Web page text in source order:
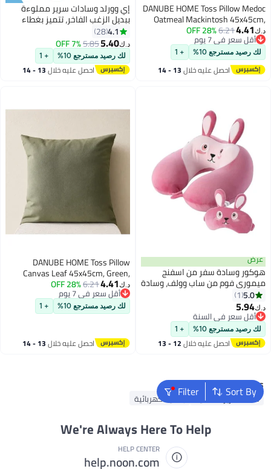
DANUBE HOME Toss Pillow Medoc
Oatmeal Mackintosh 45x45cm,
Outdoor Toss Pillow For Garden
Seating, For Garden, Poolside,
Patio And Family Outdoor Use
د.ك‏4.41
6.21
28% OFF
أقل سعر في 7 يوم
أقل سعر في 7 يوم
لك رصيد مسترجع 10% + 1
احصل عليه خلال 13 - 14
8
إي وورلد وسادات سرير مملوءة
ببديل الزغب الفاخر، تتميز بغطاء
مسامي، وحشو من الألياف الدقيقة،
وتصميم فاخر يعود لشكله الأصلي
بنعومة، مضادة للحساسية وعالية
الجودة كما في الفنادق، لون أبيض،
مجموعة من 2 و 4 وسائد
4.1
28
د.ك‏5.40
5.85
7% OFF
لك رصيد مسترجع 10% + 1
احصل عليه خلال 13 - 14
عرض
هوكور وسادة سفر من اسفنج
ميموري فوم من ساب وولف، وسادة
رقبة مريحة مع قناع عين لطيف،
وسادة سفر خفيفة الوزن للطائرة
والسيارة والقطار والحافلة
والاستخدام المنزلي (ارنب)
5.0
1
د.ك‏5.94
أقل سعر في السنة
أقل سعر في السنة
لك رصيد مسترجع 10% + 1
احصل عليه خلال 12 - 13
DANUBE HOME Toss Pillow
Canvas Leaf 45x45cm, Green,
Mackintosh, Outdoor Toss Pillow
For Garden Seating, For Garden,
Poolside, Patio And Family Outdoor
Use
د.ك‏4.41
6.21
28% OFF
أقل سعر في 7 يوم
أقل سعر في 7 يوم
لك رصيد مسترجع 10% + 1
احصل عليه خلال 13 - 14
Sort By
FilterPopular Searches
ملاءة سرير مطاطية بطانية كهربائية
We're Always Here To Help
HELP CENTER
help.noon.com